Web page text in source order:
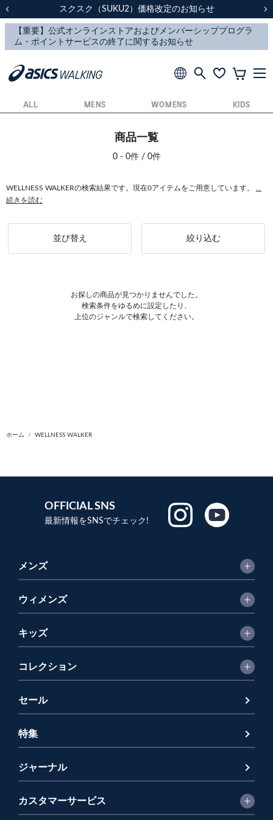
スクスク（SUKU2）価格改定のお知らせ
配送に関するお知らせ
スクスク（SUKU2）価格改定のお知らせ
配送に関するお知らせ
ALL MENS WOMENS KIDS
商品一覧
0 - 0件 / 0件
WELLNESS WALKERの検索結果です。現在0アイテムをご用意しています。
続きを読む
並び替え 絞り込む
お探しの商品が見つかりませんでした。
検索条件をゆるめに設定したり、
上位のジャンルで検索してください。
ホーム WELLNESS WALKER
OFFICIAL SNS
最新情報をSNSでチェック!
メンズ
ウィメンズ
キッズ
コレクション
セール
特集
ジャーナル
カスタマーサービス